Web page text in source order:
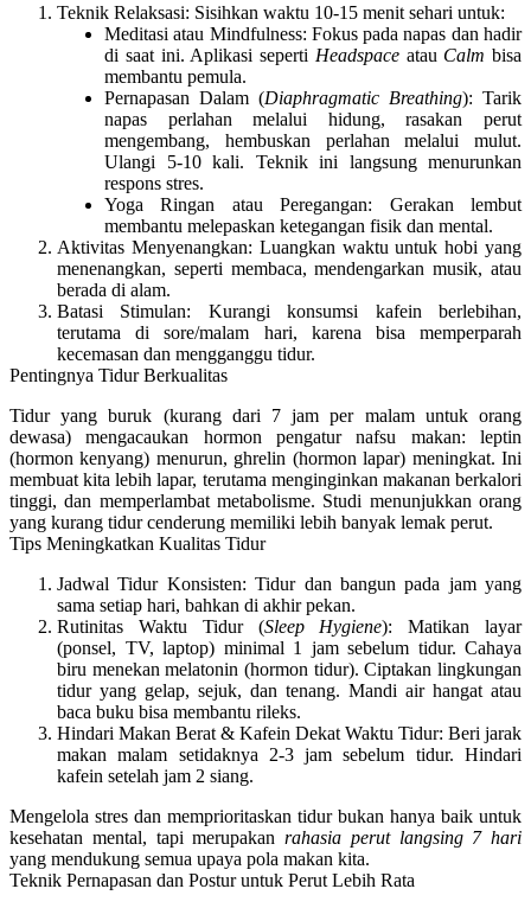
Teknik Relaksasi: Sisihkan waktu 10-15 menit sehari untuk:
Meditasi atau Mindfulness: Fokus pada napas dan hadir
di saat ini. Aplikasi seperti Headspaceatau Calm bisa
membantu pemula.
Pernapasan Dalam (Diaphragmatic Breathing): Tarik
napas perlahan melalui hidung, rasakan perut
mengembang, hembuskan perlahan melalui mulut.
Ulangi 5-10 kali. Teknik ini langsung menurunkan
respons stres.
Yoga Ringan atau Peregangan: Gerakan lembut
membantu melepaskan ketegangan fisik dan mental.
Aktivitas Menyenangkan: Luangkan waktu untuk hobi yang
menenangkan, seperti membaca, mendengarkan musik, atau
berada di alam.
Batasi Stimulan: Kurangi konsumsi kafein berlebihan,
terutama di sore/malam hari, karena bisa memperparah
kecemasan dan mengganggu tidur.
Pentingnya Tidur Berkualitas
Tidur yang buruk (kurang dari 7 jam per malam untuk orang
dewasa) mengacaukan hormon pengatur nafsu makan: leptin
(hormon kenyang) menurun, ghrelin (hormon lapar) meningkat. Ini
membuat kita lebih lapar, terutama menginginkan makanan berkalori
tinggi, dan memperlambat metabolisme. Studi menunjukkan orang
yang kurang tidur cenderung memiliki lebih banyak lemak perut.
Tips Meningkatkan Kualitas Tidur
Jadwal Tidur Konsisten: Tidur dan bangun pada jam yang
sama setiap hari, bahkan di akhir pekan.
Rutinitas Waktu Tidur (Sleep Hygiene): Matikan layar
(ponsel, TV, laptop) minimal 1 jam sebelum tidur. Cahaya
biru menekan melatonin (hormon tidur). Ciptakan lingkungan
tidur yang gelap, sejuk, dan tenang. Mandi air hangat atau
baca buku bisa membantu rileks.
Hindari Makan Berat & Kafein Dekat Waktu Tidur: Beri jarak
makan malam setidaknya 2-3 jam sebelum tidur. Hindari
kafein setelah jam 2 siang.
Mengelola stres dan memprioritaskan tidur bukan hanya baik untuk
kesehatan mental, tapi merupakan rahasia perut langsing 7 hari
yang mendukung semua upaya pola makan kita.
Teknik Pernapasan dan Postur untuk Perut Lebih Rata